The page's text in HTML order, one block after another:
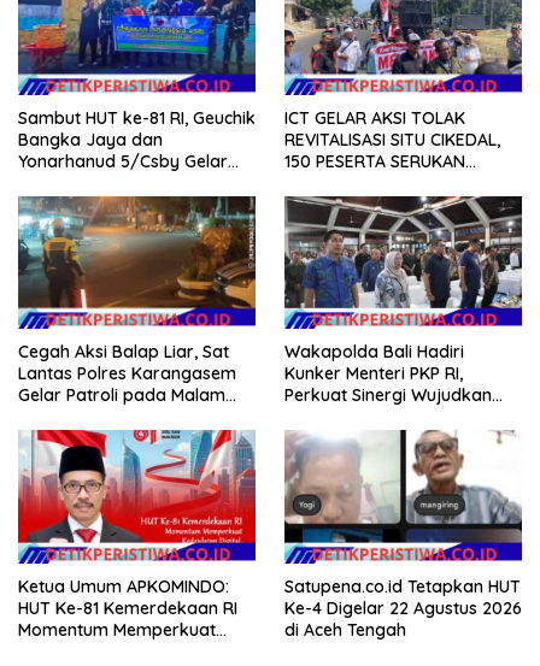
Sambut HUT ke-81 RI, Geuchik
Bangka Jaya dan
Yonarhanud 5/Csby Gelar
Gerakan Indonesia Asri
ICT GELAR AKSI TOLAK
REVITALISASI SITU CIKEDAL,
150 PESERTA SERUKAN
Cegah Aksi Balap Liar, Sat
Lantas Polres Karangasem
Gelar Patroli pada Malam
Wakapolda Bali Hadiri
Kunker Menteri PKP RI,
Perkuat Sinergi Wujudkan
Masyarakat
Ketua Umum APKOMINDO:
HUT Ke-81 Kemerdekaan RI
Momentum Memperkuat
Satupena.co.id Tetapkan HUT
Ke-4 Digelar 22 Agustus 2026
di Aceh Tengah